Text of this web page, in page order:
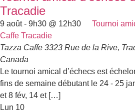
Tracadie
9 août - 9h30 @ 12h30
Tournoi
Caffe Tracadie
Tazza Caffe 3323 Rue de la Rive,
Canada
Le tournoi amical d’échecs est
fins de semaine débutant le 24 - 25
et 8 fév, 14 et […]
Lun 10